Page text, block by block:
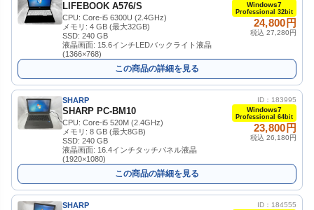
LIFEBOOK A576/S
CPU: Core-i5 6300U (2.4GHz)
メモリ: 4 GB (最大32GB)
SSD: 240 GB
液晶画面: 15.6インチLEDバックライト液晶
(1366×768)
Windows7
Professional 32bit
24,800円
税込 27,280円
この商品の詳細を見る
SHARP
SHARP PC-BM10
CPU: Core-i5 520M (2.4GHz)
メモリ: 8 GB (最大8GB)
SSD: 240 GB
液晶画面: 16.4インチタッチパネル液晶
(1920×1080)
ID：183995
Windows7
Professional 64bit
23,800円
税込 26,180円
この商品の詳細を見る
SHARP
ID：184555